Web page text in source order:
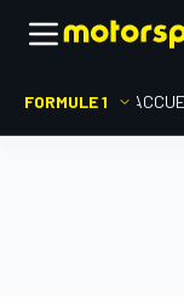
FORMULE 1